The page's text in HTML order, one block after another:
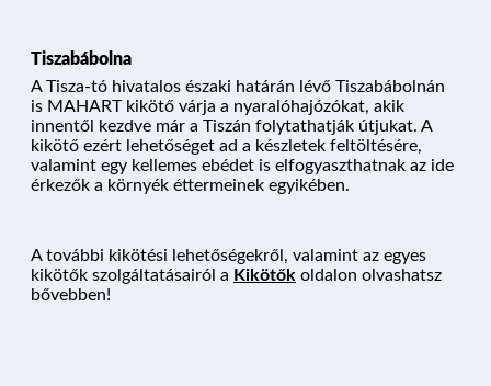
Tiszabábolna
A Tisza-tó hivatalos északi határán lévő Tiszabábolnán
is MAHART kikötő várja a nyaralóhajózókat, akik
innentől kezdve már a Tiszán folytathatják útjukat. A
kikötő ezért lehetőséget ad a készletek feltöltésére,
valamint egy kellemes ebédet is elfogyaszthatnak az ide
érkezők a környék éttermeinek egyikében.
A további kikötési lehetőségekről, valamint az egyes
kikötők szolgáltatásairól a Kikötők oldalon olvashatsz
bővebben!